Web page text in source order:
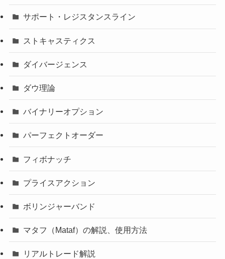
サポート・レジスタンスライン
ストキャスティクス
ダイバージェンス
ダウ理論
バイナリーオプション
パーフェクトオーダー
フィボナッチ
プライスアクション
ボリンジャーバンド
マタフ（Mataf）の解説、使用方法
リアルトレード解説